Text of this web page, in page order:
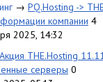
→ PQ.Hosting ->
компании 4
2025, 14:32
Акция THE.Hosting
серверы 0